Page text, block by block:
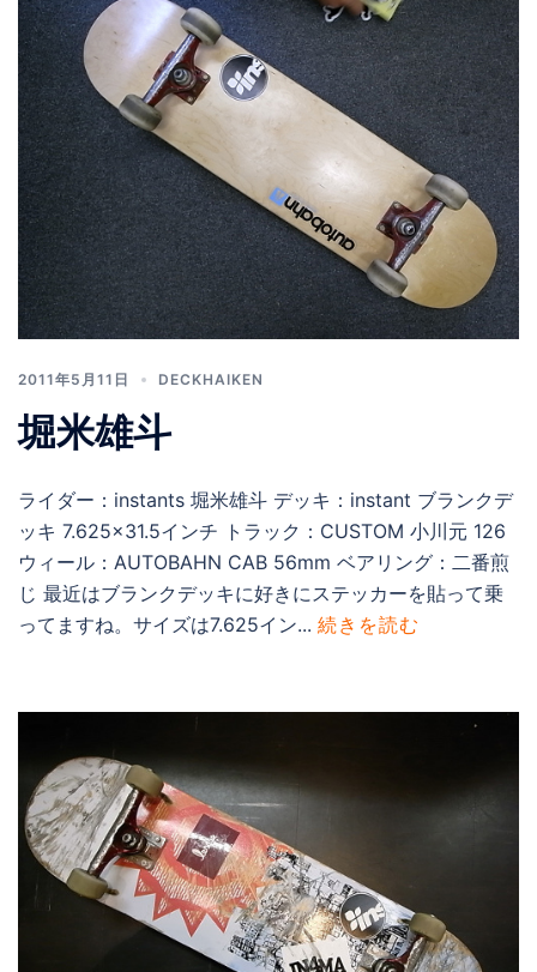
2011年5月11日 DECKHAIKEN
堀米雄斗
ライダー：instants 堀米雄斗 デッキ：instant ブランクデ
ッキ 7.625×31.5インチ トラック：CUSTOM 小川元 126
ウィール：AUTOBAHN CAB 56mm ベアリング：二番煎
じ 最近はブランクデッキに好きにステッカーを貼って乗
ってますね。サイズは7.625イン... 続きを読む